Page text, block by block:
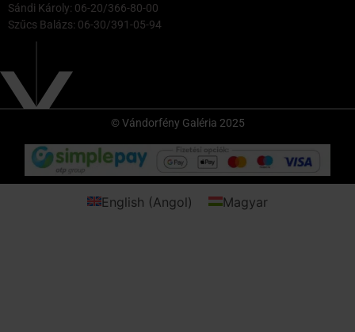
Sándi Károly: 06-20/366-80-00
Szűcs Balázs: 06-30/391-05-94
© Vándorfény Galéria 2025
English (Angol) Magyar